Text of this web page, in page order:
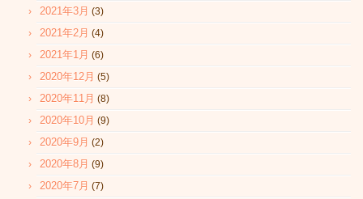
2021年3月 (3)
2021年2月 (4)
2021年1月 (6)
2020年12月 (5)
2020年11月 (8)
2020年10月 (9)
2020年9月 (2)
2020年8月 (9)
2020年7月 (7)